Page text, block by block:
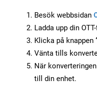
Besök webbsidan
Ladda upp din
Klicka på knappen
Vänta tills
När
till din enhet.